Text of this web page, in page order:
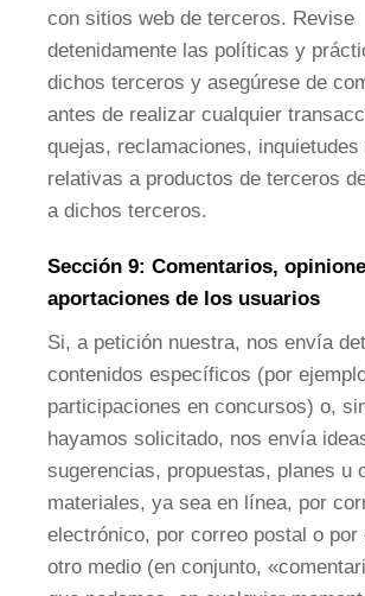
con sitios web de terceros. Revise
detenidamente las políticas y
dichos terceros y asegúrese de
antes de realizar cualquier
quejas, reclamaciones, inquietudes
relativas a productos de terceros
a dichos terceros.
Sección 9: Comentarios,
aportaciones de los usuarios
Si, a petición nuestra, nos envía
contenidos específicos (por
participaciones en concursos) o,
hayamos solicitado, nos envía
sugerencias, propuestas, planes u
materiales, ya sea en línea, por
electrónico, por correo postal o por
otro medio (en conjunto,